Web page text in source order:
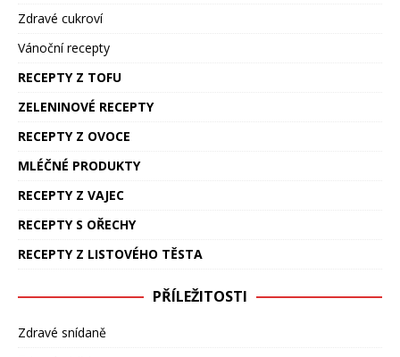
Zdravé cukroví
Vánoční recepty
RECEPTY Z TOFU
ZELENINOVÉ RECEPTY
RECEPTY Z OVOCE
MLÉČNÉ PRODUKTY
RECEPTY Z VAJEC
RECEPTY S OŘECHY
RECEPTY Z LISTOVÉHO TĚSTA
PŘÍLEŽITOSTI
Zdravé snídaně